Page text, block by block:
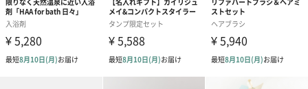
アールグレイ（HAPPY
アールグレイティー